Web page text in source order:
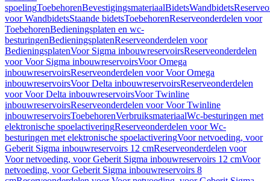
spoelingToebehorenBevestigingsmateriaalBidetsWandbidets
voor WandbidetsStaande bidetsToebehorenReserveonderdelen voor
ToebehorenBedieningsplaten en wc-
besturingenBedieningsplatenReserveonderdelen voor
BedieningsplatenVoor Sigma inbouwreservoirsReserveonderdelen
voor Voor Sigma inbouwreservoirsVoor Omega
inbouwreservoirsReserveonderdelen voor Voor Omega
inbouwreservoirsVoor Delta inbouwreservoirsReserveonderdelen
voor Voor Delta inbouwreservoirsVoor Twinline
inbouwreservoirsReserveonderdelen voor Voor Twinline
inbouwreservoirsToebehorenVerbruiksmateriaalWc-besturingen met
elektronische spoelactiveringReserveonderdelen voor Wc-
besturingen met elektronische spoelactiveringVoor netvoeding, voor
Geberit Sigma inbouwreservoirs 12 cmReserveonderdelen voor
Voor netvoeding, voor Geberit Sigma inbouwreservoirs 12 cmVoor
netvoeding, voor Geberit Sigma inbouwreservoirs 8